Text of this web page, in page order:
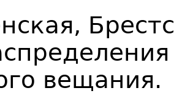
вещания.